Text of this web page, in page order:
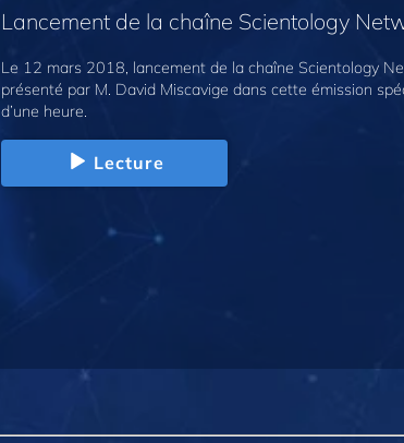
Lancement de la chaîne Scientology
Le 12 mars 2018, lancement de la chaîne Scientology
présenté par M. David Miscavige dans cette émission
d’une heure.
Lecture